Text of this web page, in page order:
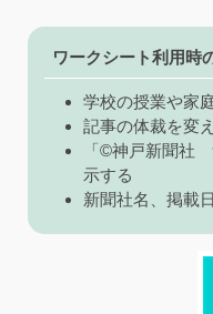
ワークシート利用時
学校の授業や家
記事の体裁を変
「©神戸新聞社
示する
新聞社名、掲載